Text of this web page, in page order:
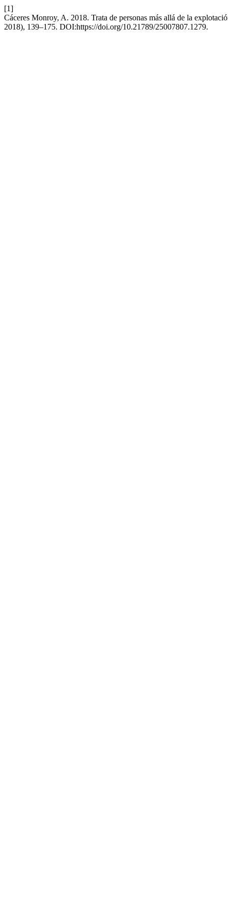
[1]
Cáceres Monroy, A. 2018. Trata de personas más allá de la
2018), 139–175. DOI:https://doi.org/10.21789/25007807.1279.